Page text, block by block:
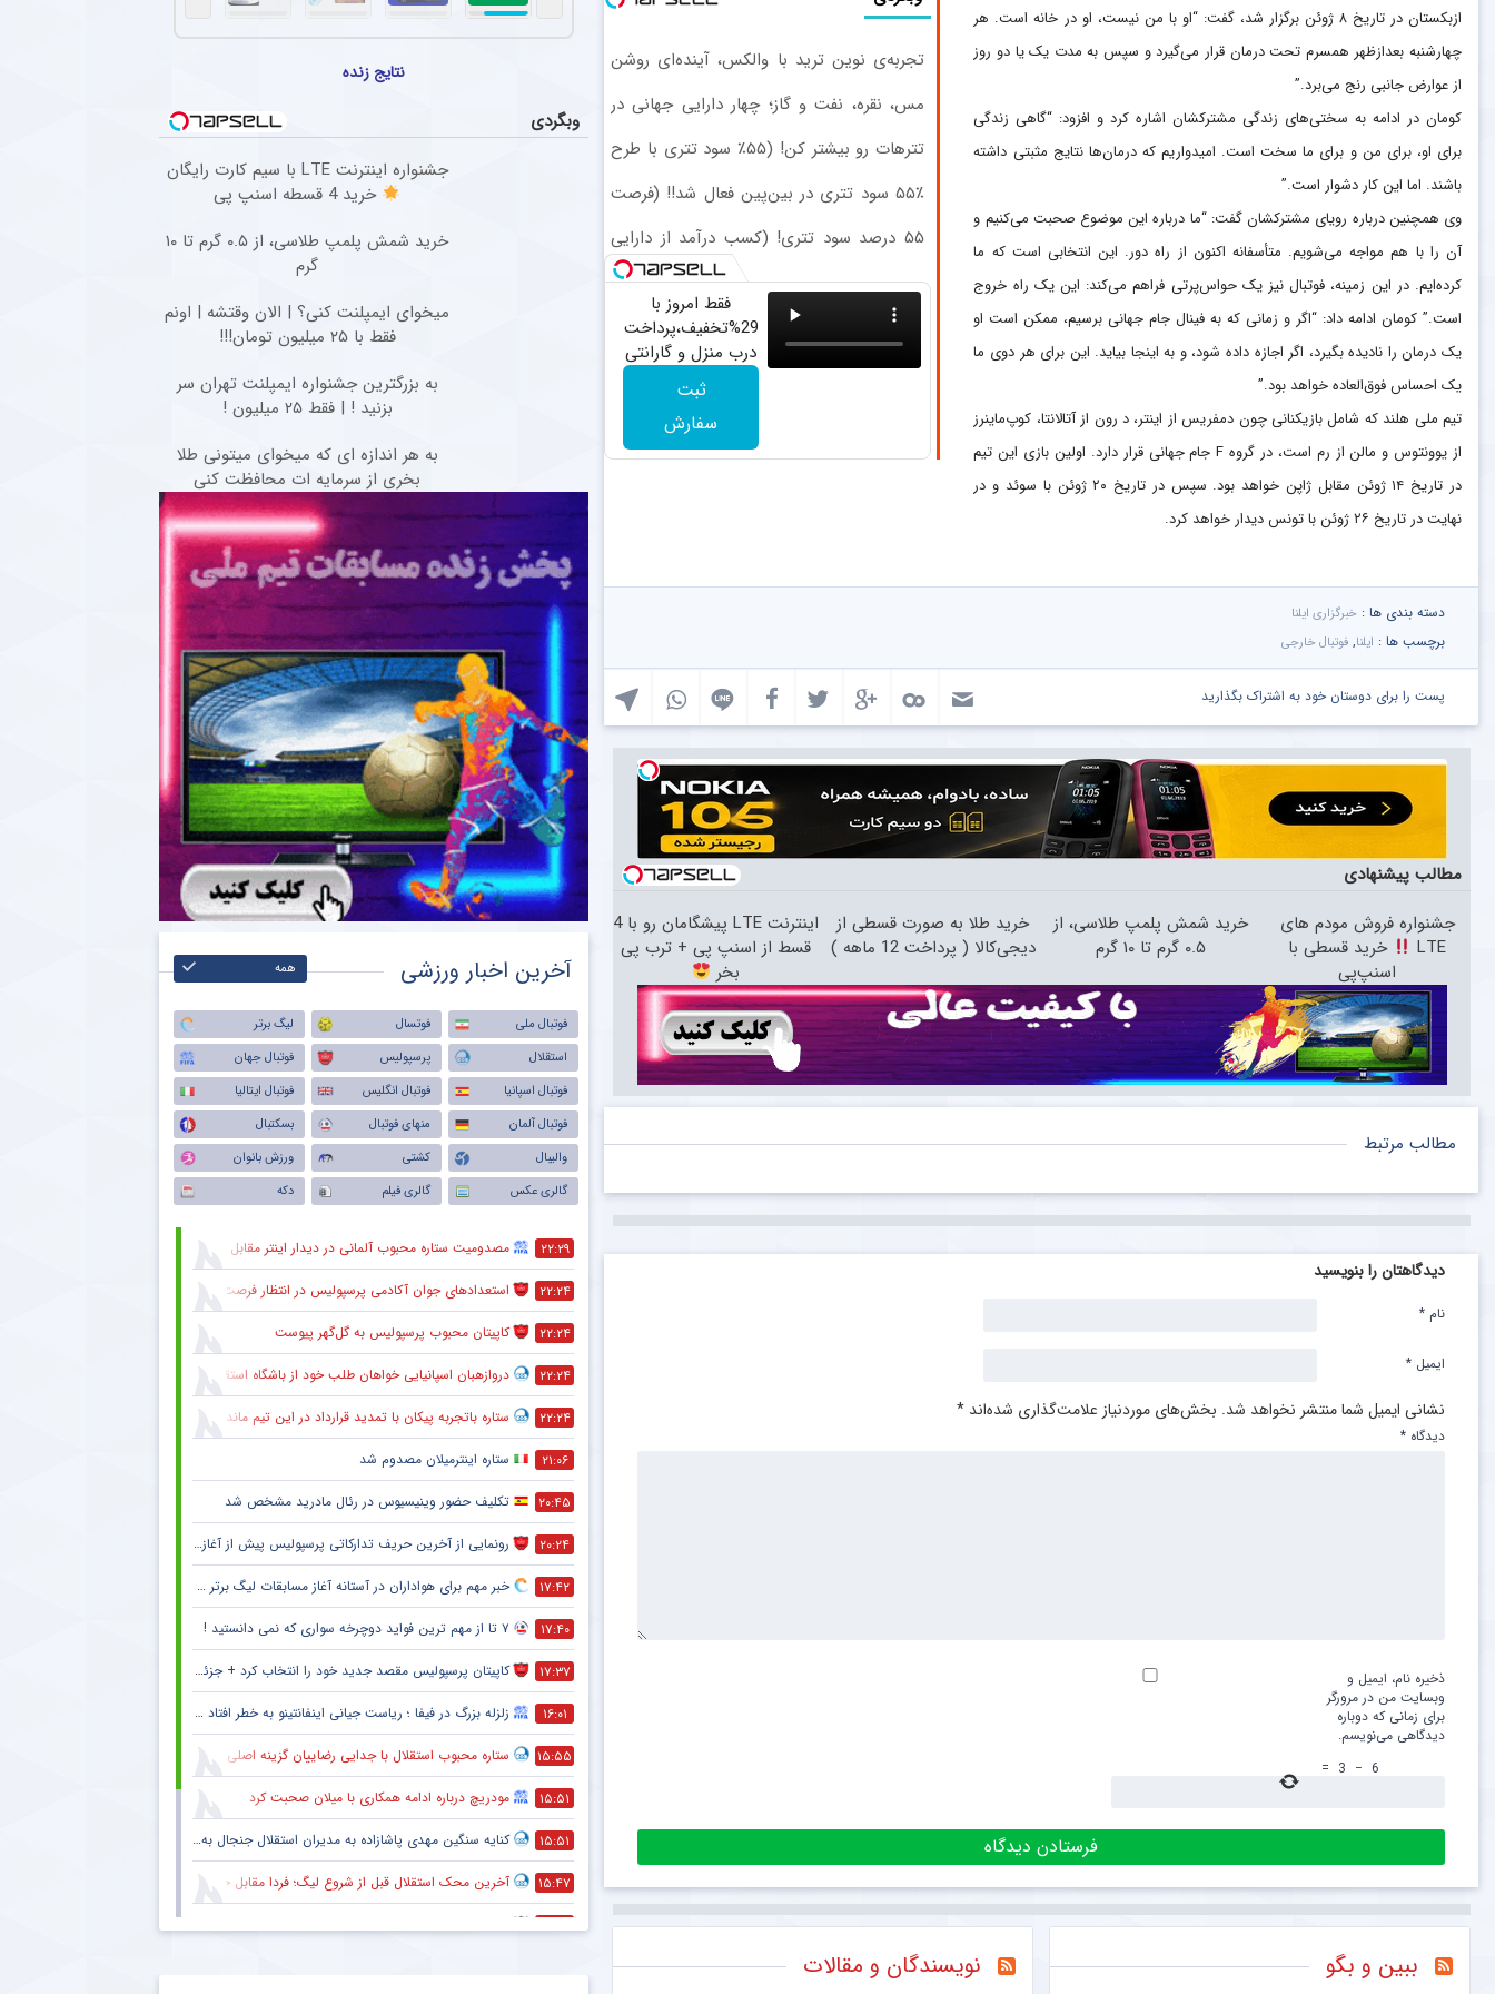
تجربه‌ی نوین ترید با والکس، آینده‌ای روشن
مس، نقره، نفت و گاز؛ چهار دارایی جهانی در
تترهات رو بیشتر کن! (۵۵٪ سود تتری با طرح
۵۵٪ سود تتری در بین‌پین فعال شد!! (فرصت
۵۵ درصد سود تتری! (کسب درآمد از دارایی
فقط امروز با
29%تخفیف،پرداخت
درب منزل و گارانتی
وات بخر
ثبت
سفارش
ازبکستان در تاریخ ۸ ژوئن برگزار شد، گفت: “او با من نیست، او در خانه است. هر
چهارشنبه بعدازظهر همسرم تحت درمان قرار می‌گیرد و سپس به مدت یک یا دو روز
از عوارض جانبی رنج می‌برد.”
کومان در ادامه به سختی‌های زندگی مشترکشان اشاره کرد و افزود: “گاهی زندگی
برای او، برای من و برای ما سخت است. امیدواریم که درمان‌ها نتایج مثبتی داشته
باشند. اما این کار دشوار است.”
وی همچنین درباره رویای مشترکشان گفت: “ما درباره این موضوع صحبت می‌کنیم و
آن را با هم مواجه می‌شویم. متأسفانه اکنون از راه دور. این انتخابی است که ما
کرده‌ایم. در این زمینه، فوتبال نیز یک حواس‌پرتی فراهم می‌کند: این یک راه خروج
است.” کومان ادامه داد: “اگر و زمانی که به فینال جام جهانی برسیم، ممکن است او
یک درمان را نادیده بگیرد، اگر اجازه داده شود، و به اینجا بیاید. این برای هر دوی ما
یک احساس فوق‌العاده خواهد بود.”
تیم ملی هلند که شامل بازیکنانی چون دمفریس از اینتر، د رون از آتالانتا، کوپ‌ماینرز
از یوونتوس و مالن از رم است، در گروه F جام جهانی قرار دارد. اولین بازی این تیم
در تاریخ ۱۴ ژوئن مقابل ژاپن خواهد بود. سپس در تاریخ ۲۰ ژوئن با سوئد و در
نهایت در تاریخ ۲۶ ژوئن با تونس دیدار خواهد کرد.
دسته بندی ها : خبرگزاری ایلنا
برچسب ها : ایلنا, فوتبال خارجی
پست را برای دوستان خود به اشتراک بگذارید
مطالب پیشنهادی
جشنواره فروش مودم های
LTE
خرید قسطی با
اسنپ‌پی
خرید شمش پلمپ طلاسی، از
۰.۵ گرم تا ۱۰ گرم
خرید طلا به صورت قسطی از
دیجی‌کالا ( پرداخت 12 ماهه )
اینترنت LTE پیشگامان رو با 4
قسط از اسنپ پی + ترب پی
بخر
مطالب مرتبط
دیدگاهتان را بنویسید
نشانی ایمیل شما منتشر نخواهد شد. بخش‌های موردنیاز علامت‌گذاری شده‌اند *
دیدگاه *
نام *
ایمیل *
ذخیره نام، ایمیل و
وبسایت من در مرورگر
برای زمانی که دوباره
دیدگاهی می‌نویسم.
6
−
3
=
ببین و بگو نویسندگان و مقالات
العربی کویت از تقابل با پرسپولیس جا زد و حاضر به مسابقه نشد.
یاسر آسانی پیشنهاد باشگاه پرسپولیس را نپذیرفت
پرسپولیس پیشنهادی ۱.۷ تا ۲ میلیون دلاری به یاسر آسانی، وینگر استقلال، ارائه کرد، اما او نپذیرفت. آسانی تأکید کرد در فوتبال ایران فقط برای استقلال بازی خواهد کرد.
احتمال بازگشت ستاره گابنی به استقلال افزایش یافت
آن طور که از شواهد و قرائن پیداست، دیدیه اندونگ در مسیر بازگشت به استقلال قرار دارد.
مربی جدید تیم امید پرسپولیس کار خود را به صورت رسمی در این باشگاه آغاز کرد + عکس
محسن مسلمان، هافبک سابق پرسپولیس، به عنوان دستیار بهار عبدی در کادر مربیگری تیم امید
نتایج زنده
وبگردی
جشنواره اینترنت LTE با سیم کارت رایگان
خرید 4 قسطه اسنپ پی
خرید شمش پلمپ طلاسی، از ۰.۵ گرم تا ۱۰
گرم
میخوای ایمپلنت کنی؟ | الان وقتشه | اونم
فقط با ۲۵ میلیون تومان!!!
به بزرگترین جشنواره ایمپلنت تهران سر
بزنید ! | فقط ۲۵ میلیون !
به هر اندازه ای که میخوای میتونی طلا
بخری از سرمایه ات محافظت کنی
آخرین اخبار ورزشی همه
فوتبال ملی فوتسال
لیگ برتر
استقلال
پرسپولیس
فوتبال جهان
فوتبال اسپانیا
فوتبال انگلیس
فوتبال ایتالیا
فوتبال آلمان
منهای فوتبال
بسکتبال
والیبال
کشتی
ورزش بانوان
گالری عکس
گالری فیلم دکه
۲۲:۲۹ مصدومیت ستاره محبوب آلمانی در دیدار اینتر مقابل میلان
۲۲:۲۴ استعدادهای جوان آکادمی پرسپولیس در انتظار فرصت در ترکیب اصلی
۲۲:۲۴ کاپیتان محبوب پرسپولیس به گل‌گهر پیوست
۲۲:۲۴ دروازهبان اسپانیایی خواهان طلب خود از باشگاه استقلال شد
۲۲:۲۴ ستاره باتجربه پیکان با تمدید قرارداد در این تیم ماند
۲۱:۰۶ ستاره اینترمیلان مصدوم شد
۲۰:۴۵ تکلیف حضور وینیسیوس در رئال مادرید مشخص شد
۲۰:۲۴ رونمایی از آخرین حریف تدارکاتی پرسپولیس پیش از آغاز لیگ برتر
۱۷:۴۲ خبر مهم برای هواداران در آستانه آغاز مسابقات لیگ برتر + جزئیات
۱۷:۴۰ ۷ تا از مهم ترین فواید دوچرخه سواری که نمی دانستید !
۱۷:۳۷ کاپیتان پرسپولیس مقصد جدید خود را انتخاب کرد + جزئیات
۱۶:۰۱ زلزله بزرگ در فیفا ؛ ریاست جیانی اینفانتینو به خطر افتاد !! + جزئیات
۱۵:۵۵ ستاره محبوب استقلال با جدایی رضاییان گزینه اصلی دفاع راست این تیم
۱۵:۵۱ مودریچ درباره ادامه همکاری با میلان صحبت کرد
۱۵:۵۱ کنایه سنگین مهدی پاشازاده به مدیران استقلال جنجال به پا کرد
۱۵:۴۷ آخرین محک استقلال قبل از شروع لیگ؛ فردا مقابل حریف تدارکاتی
۱۵:۴۵